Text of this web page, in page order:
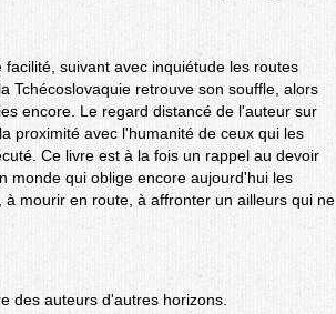
suivant avec inquiétude les routes
Tchécoslovaquie retrouve son souffle, alors
encore. Le regard distancé de l'auteur sur
proximité avec l'humanité de ceux qui les
Ce livre est à la fois un rappel au devoir
monde qui oblige encore aujourd'hui les
mourir en route, à affronter un ailleurs qui ne
des auteurs d'autres horizons.